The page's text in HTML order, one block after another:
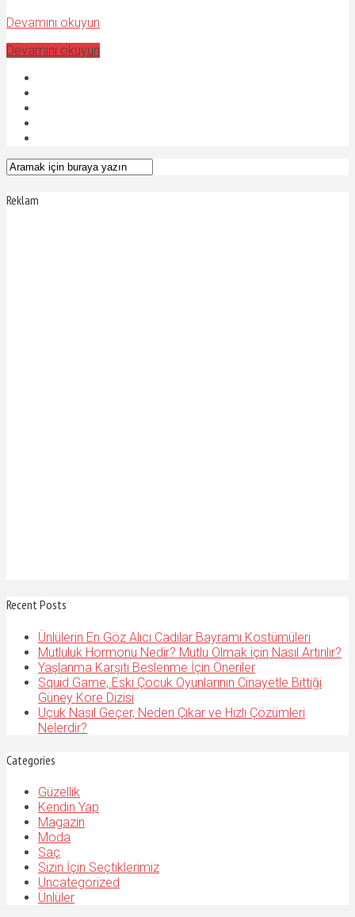
Devamını okuyun
Devamını okuyun
Reklam
Recent Posts
Ünlülerin En Göz Alıcı Cadılar Bayramı Kostümüleri
Mutluluk Hormonu Nedir? Mutlu Olmak için Nasıl Artırılır?
Yaşlanma Karşıtı Beslenme İçin Öneriler
Squid Game, Eski Çocuk Oyunlarının Cinayetle Bittiği
Güney Kore Dizisi
Uçuk Nasıl Geçer, Neden Çıkar ve Hızlı Çözümleri
Nelerdir?
Categories
Güzellik
Kendin Yap
Magazin
Moda
Saç
Sizin İçin Seçtiklerimiz
Uncategorized
Ünlüler